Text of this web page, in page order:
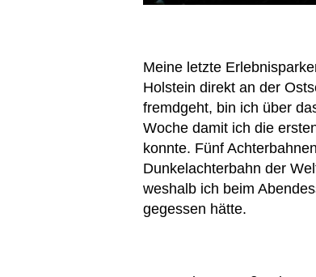
Meine letzte
Holstein direkt an der
fremdgeht, bin ich über
Woche damit ich die
konnte. Fünf
Dunkelachterbahn der
weshalb ich beim
gegessen hätte.